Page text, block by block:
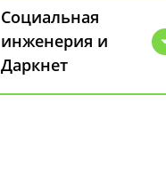
Социальная
инженерия и
Даркнет